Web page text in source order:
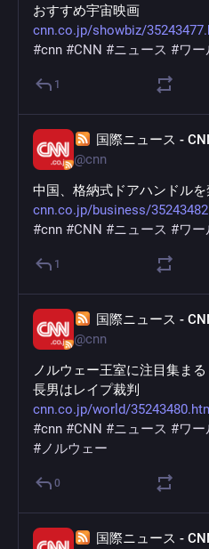
おすすめ宇宙映画
cnn.co.jp/showbiz/
#cnn #CNN #ニュース #ワー
1
国際ニュース -
@cnn
中国、格納式ドアハンドル
cnn.co.jp/business/
#cnn #CNN #ニュース #ワー
1
国際ニュース -
@cnn
ノルウェー王室に注目集ま
長男はレイプ裁判
cnn.co.jp/world/
#cnn #CNN #ニュース #ワー
#ノルウェー
0
国際ニュース -